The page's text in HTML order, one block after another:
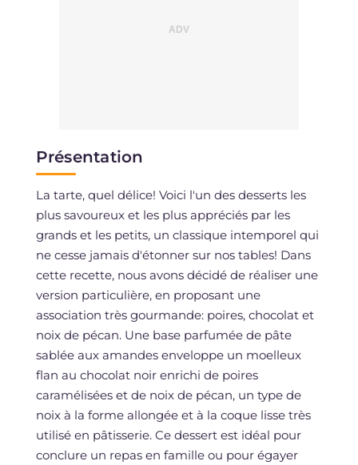
Présentation
La tarte, quel délice! Voici l'un des desserts les
plus savoureux et les plus appréciés par les
grands et les petits, un classique intemporel qui
ne cesse jamais d'étonner sur nos tables! Dans
cette recette, nous avons décidé de réaliser une
version particulière, en proposant une
association très gourmande: poires, chocolat et
noix de pécan. Une base parfumée de pâte
sablée aux amandes enveloppe un moelleux
flan au chocolat noir enrichi de poires
caramélisées et de noix de pécan, un type de
noix à la forme allongée et à la coque lisse très
utilisé en pâtisserie. Ce dessert est idéal pour
conclure un repas en famille ou pour égayer